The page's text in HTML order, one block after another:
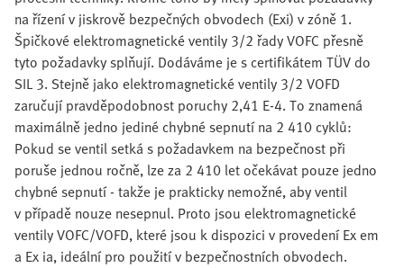
na řízení v jiskrově bezpečných obvodech (Exi) v zóně 1.
Špičkové elektromagnetické ventily 3/2 řady VOFC přesně
tyto požadavky splňují. Dodáváme je s certifikátem TÜV do
SIL 3. Stejně jako elektromagnetické ventily 3/2 VOFD
zaručují pravděpodobnost poruchy 2,41 E-4. To znamená
maximálně jedno jediné chybné sepnutí na 2 410 cyklů:
Pokud se ventil setká s požadavkem na bezpečnost při
poruše jednou ročně, lze za 2 410 let očekávat pouze jedno
chybné sepnutí - takže je prakticky nemožné, aby ventil
v případě nouze nesepnul. Proto jsou elektromagnetické
ventily VOFC/VOFD, které jsou k dispozici v provedení Ex em
a Ex ia, ideální pro použití v bezpečnostních obvodech.